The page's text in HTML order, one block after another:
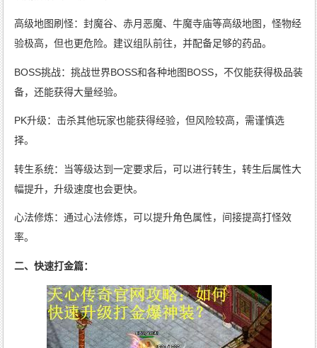
高级地图刷怪：封魔谷、赤月恶魔、牛魔寺庙等高级地图，怪物经
验极高，但也更危险。建议组队前往，并配备足够的药品。
BOSS挑战：挑战世界BOSS和各种地图BOSS，不仅能获得极品装
备，还能获得大量经验。
PK升级：击杀其他玩家也能获得经验，但风险较高，需谨慎选
择。
转生系统：当等级达到一定要求后，可以进行转生，转生后属性大
幅提升，升级速度也会更快。
心法修炼：通过心法修炼，可以提升角色属性，间接提高打怪效
率。
二、快速打金篇：